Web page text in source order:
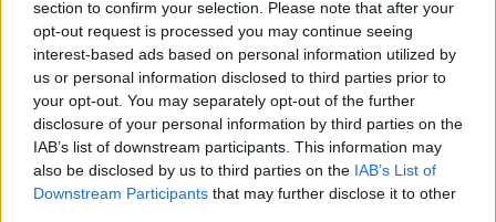
section to confirm your selection. Please note that after your
opt-out request is processed you may continue seeing
interest-based ads based on personal information utilized by
us or personal information disclosed to third parties prior to
your opt-out. You may separately opt-out of the further
disclosure of your personal information by third parties on the
IAB’s list of downstream participants. This information may
also be disclosed by us to third parties on the IAB’s List of
Downstream Participants that may further disclose it to other
psychiatria
Publikacje autora:
https://academic.microsoft.com/#/detail/2025057981?
relatedTo=2146538627
https://nauka-polska.pl/#/profile/scientist?
id=109912&_k=2qhs9k
https://www.ncbi.nlm.nih.gov/pubmed/?